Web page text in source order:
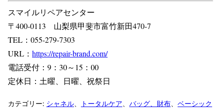
スマイルリペアセンター
〒400-0113 山梨県甲斐市富竹新田470-7
TEL：055-279-7303
URL： https://repair-brand.com/
電話受付：9：30～15：00
定休日：土曜、日曜、祝祭日
カテゴリー: シャネル トータルケア バッグ、財布
ベーシック